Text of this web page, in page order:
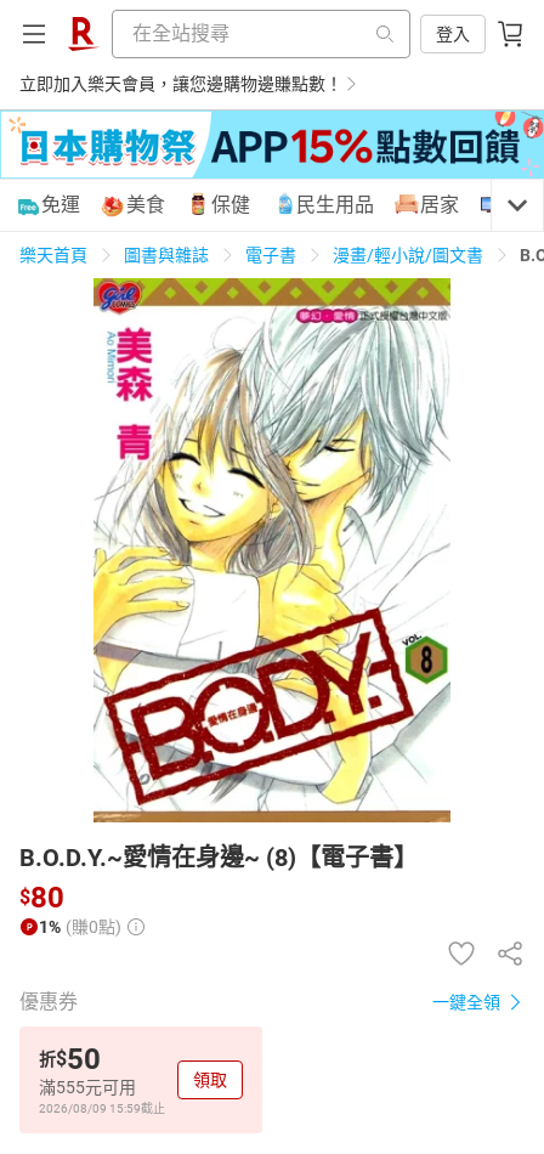
登入
立即加入樂天會員，讓您邊購物邊賺點數！
購物網分類
美食蛋糕 養生保健 民生用品
3C家電 運動休閒 親子玩具
女裝 男裝 化妝保養
日本購物 電子/紙本書
HOT
免運 美食 保健 民生用品 居家 3C
樂天首頁 圖書與雜誌 電子書 漫畫/輕小說/圖文書
B.O.D.Y.~愛情在身邊~ (8)【電子書】
$80
1% (賺0點)
優惠券 一鍵全領
折$50
滿555元可用
2026/08/09 15:59截止
領取